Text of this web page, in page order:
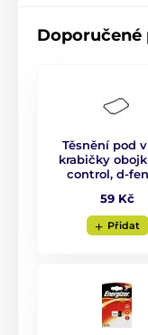
Těsnění pod
krabičky
control, d-
59 Kč
Přidat